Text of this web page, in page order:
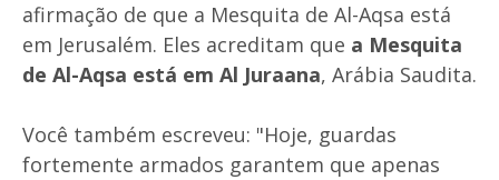
afirmação de que a Mesquita de Al-Aqsa está
em Jerusalém. Eles acreditam que a Mesquita
de Al-Aqsa está em Al Juraana, Arábia Saudita.
Você também escreveu: "Hoje, guardas
fortemente armados garantem que apenas